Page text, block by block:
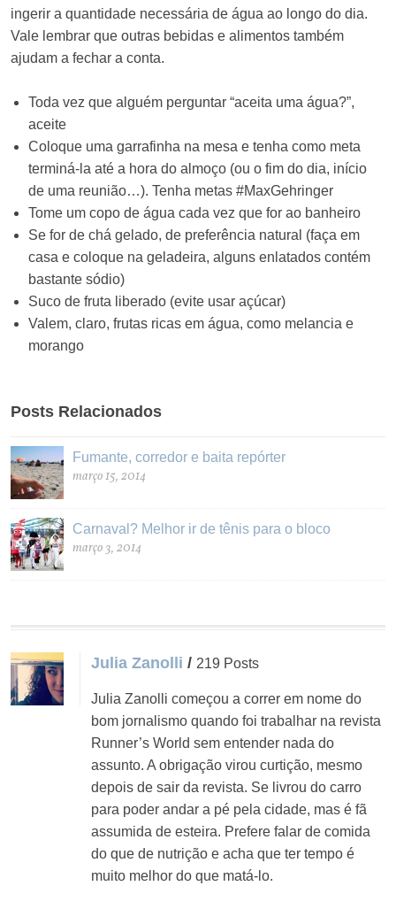
ingerir a quantidade necessária de água ao longo do dia.
Vale lembrar que outras bebidas e alimentos também
ajudam a fechar a conta.
Toda vez que alguém perguntar “aceita uma água?”,
aceite
Coloque uma garrafinha na mesa e tenha como meta
terminá-la até a hora do almoço (ou o fim do dia, início
de uma reunião…). Tenha metas #MaxGehringer
Tome um copo de água cada vez que for ao banheiro
Se for de chá gelado, de preferência natural (faça em
casa e coloque na geladeira, alguns enlatados contém
bastante sódio)
Suco de fruta liberado (evite usar açúcar)
Valem, claro, frutas ricas em água, como melancia e
morango
Posts Relacionados
Fumante, corredor e baita repórter
março 15, 2014
Carnaval? Melhor ir de tênis para o bloco
março 3, 2014
Julia Zanolli /219 Posts
Julia Zanolli começou a correr em nome do
bom jornalismo quando foi trabalhar na revista
Runner’s World sem entender nada do
assunto. A obrigação virou curtição, mesmo
depois de sair da revista. Se livrou do carro
para poder andar a pé pela cidade, mas é fã
assumida de esteira. Prefere falar de comida
do que de nutrição e acha que ter tempo é
muito melhor do que matá-lo.